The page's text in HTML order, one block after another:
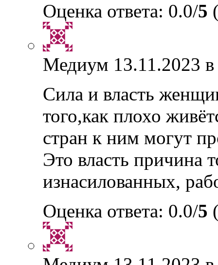
Оценка ответа: 0.0/5
Медиум 13.11.2023
Сила и власть
того,как плохо
стран к ним могут
Это власть причина
изнасилованных,
Оценка ответа: 0.0/5